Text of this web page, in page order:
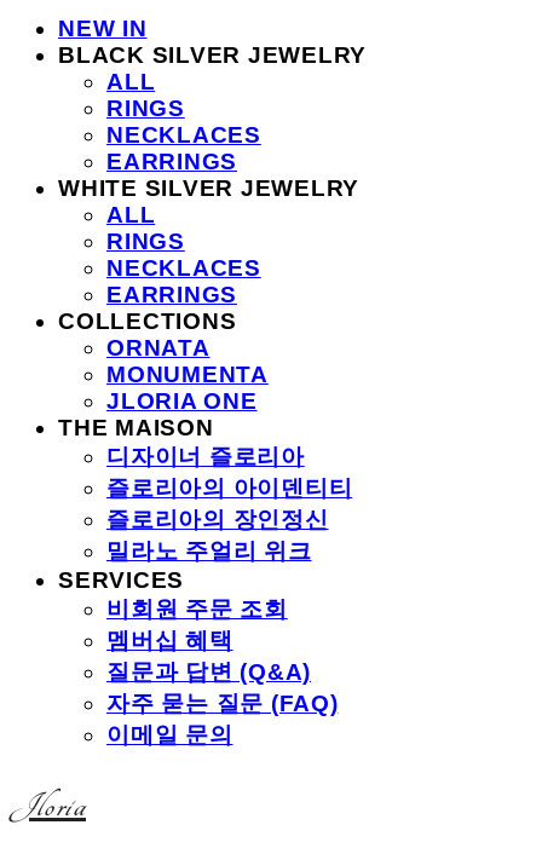
NEW IN
BLACK SILVER JEWELRY
ALL
RINGS
NECKLACES
EARRINGS
WHITE SILVER JEWELRY
ALL
RINGS
NECKLACES
EARRINGS
COLLECTIONS
ORNATA
MONUMENTA
JLORIA ONE
THE MAISON
디자이너 즐로리아
즐로리아의 아이덴티티
즐로리아의 장인정신
밀라노 주얼리 위크
SERVICES
비회원 주문 조회
멤버십 혜택
질문과 답변 (Q&A)
자주 묻는 질문 (FAQ)
이메일 문의
Jloria